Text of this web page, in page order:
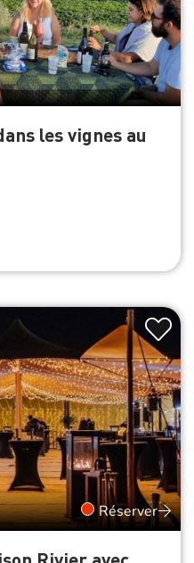
les vignes au
Réserver